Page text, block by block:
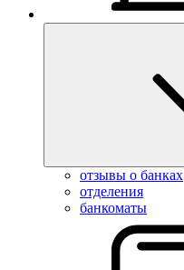
отзывы о банках
отделения
банкоматы